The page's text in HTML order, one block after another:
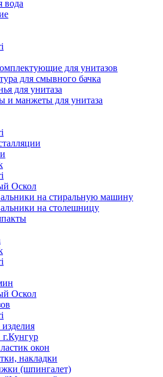
вода
для унитазов
для смывного бачка
для унитаза
и манжеты для унитаза
Оскол
на стиральную машину
на столешницу
Оскол
окон
накладки
(шпингалет)